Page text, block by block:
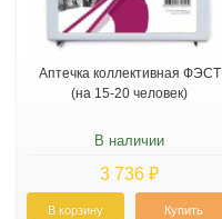
Аптечка коллективная ФЭСТ
(на 15-20 человек)
В наличии
3 736 ₽
В корзину Купить